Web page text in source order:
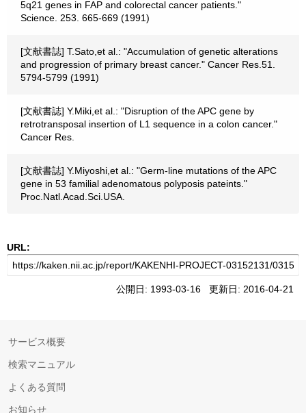
5q21 genes in FAP and colorectal cancer patients."
Science. 253. 665-669 (1991)
[文献書誌] T.Sato,et al.: "Accumulation of genetic alterations
and progression of primary breast cancer." Cancer Res.51.
5794-5799 (1991)
[文献書誌] Y.Miki,et al.: "Disruption of the APC gene by
retrotransposal insertion of L1 sequence in a colon cancer."
Cancer Res.
[文献書誌] Y.Miyoshi,et al.: "Germ-line mutations of the APC
gene in 53 familial adenomatous polyposis pateints."
Proc.Natl.Acad.Sci.USA.
URL:
公開日: 1993-03-16 更新日: 2016-04-21
サービス概要
検索マニュアル
よくある質問
お知らせ